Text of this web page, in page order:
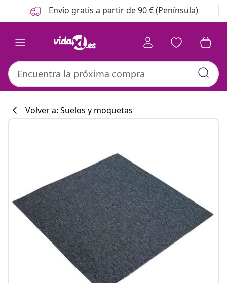
Anterior
Siguiente Envío gratis a partir de 90 € (Península)
#sharemevidaxl
Volver a: Suelos y moquetas